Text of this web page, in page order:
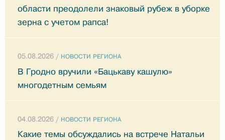
области преодолели знаковый рубеж в уборке
зерна с учетом рапса!
05.08.2026 / НОВОСТИ РЕГИОНА
В Гродно вручили «Бацькаву кашулю»
многодетным семьям
04.08.2026 / НОВОСТИ РЕГИОНА
Какие темы обсуждались на встрече Натальи